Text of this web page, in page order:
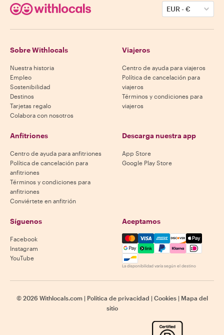
EUR-€
Sobre Withlocals
Nuestra historia
Empleo
Sostenibilidad
Destinos
Tarjetas regalo
Colabora con nosotros
Viajeros
Centro de ayuda para viajeros
Política de cancelación para
viajeros
Términos y condiciones para
viajeros
Anfitriones
Centro de ayuda para anfitriones
Política de cancelación para
anfitriones
Términos y condiciones para
anfitriones
Conviértete en anfitrión
Descarga nuestra app
App Store
Google Play Store
Síguenos
Facebook
Instagram
YouTube
Aceptamos
Mastercard, Visa, Amex,
La disponibilidad varía según el destino
© 2026 Withlocals.com | Política de privacidad | Cookies | Mapa del
sitio